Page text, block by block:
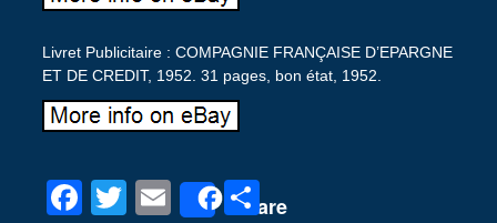
Livret Publicitaire : COMPAGNIE FRANÇAISE D’EPARGNE
ET DE CREDIT, 1952. 31 pages, bon état, 1952.
F
T
E
Share
P